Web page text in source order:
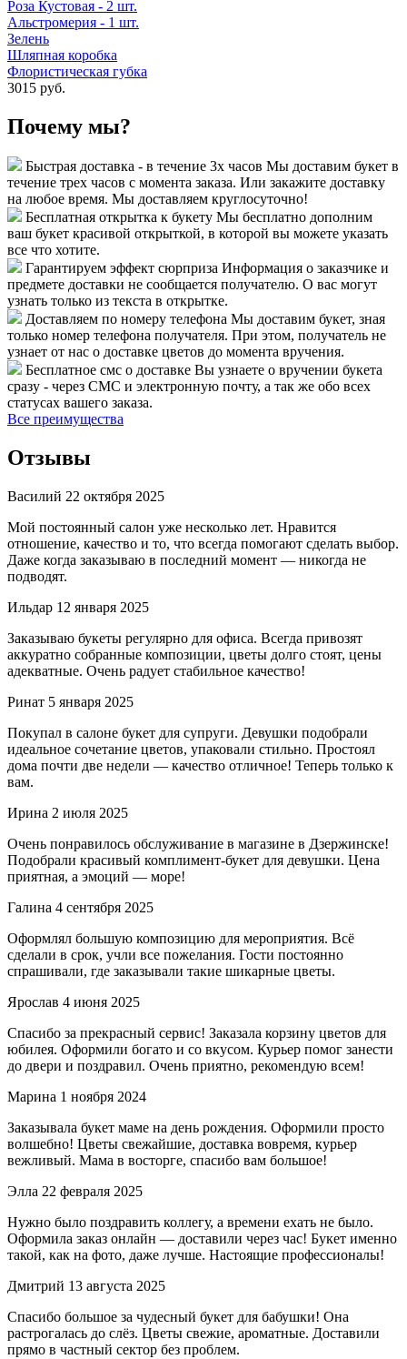
Роза Кустовая - 2 шт.
Альстромерия - 1 шт.
Зелень
Шляпная коробка
Флористическая губка
3015 руб.
Почему мы?
Быстрая доставка - в течение 3х часов Мы доставим букет в
течение трех часов с момента заказа. Или закажите доставку
на любое время. Мы доставляем круглосуточно!
Бесплатная открытка к букету Мы бесплатно дополним
ваш букет красивой открыткой, в которой вы можете указать
все что хотите.
Гарантируем эффект сюрприза Информация о заказчике и
предмете доставки не сообщается получателю. О вас могут
узнать только из текста в открытке.
Доставляем по номеру телефона Мы доставим букет, зная
только номер телефона получателя. При этом, получатель не
узнает от нас о доставке цветов до момента вручения.
Бесплатное смс о доставке Вы узнаете о вручении букета
сразу - через СМС и электронную почту, а так же обо всех
статусах вашего заказа.
Все преимущества
Отзывы
Василий 22 октября 2025
Мой постоянный салон уже несколько лет. Нравится
отношение, качество и то, что всегда помогают сделать выбор.
Даже когда заказываю в последний момент — никогда не
подводят.
Ильдар 12 января 2025
Заказываю букеты регулярно для офиса. Всегда привозят
аккуратно собранные композиции, цветы долго стоят, цены
адекватные. Очень радует стабильное качество!
Ринат 5 января 2025
Покупал в салоне букет для супруги. Девушки подобрали
идеальное сочетание цветов, упаковали стильно. Простоял
дома почти две недели — качество отличное! Теперь только к
вам.
Ирина 2 июля 2025
Очень понравилось обслуживание в магазине в Дзержинске!
Подобрали красивый комплимент-букет для девушки. Цена
приятная, а эмоций — море!
Галина 4 сентября 2025
Оформлял большую композицию для мероприятия. Всё
сделали в срок, учли все пожелания. Гости постоянно
спрашивали, где заказывали такие шикарные цветы.
Ярослав 4 июня 2025
Спасибо за прекрасный сервис! Заказала корзину цветов для
юбилея. Оформили богато и со вкусом. Курьер помог занести
до двери и поздравил. Очень приятно, рекомендую всем!
Марина 1 ноября 2024
Заказывала букет маме на день рождения. Оформили просто
волшебно! Цветы свежайшие, доставка вовремя, курьер
вежливый. Мама в восторге, спасибо вам большое!
Элла 22 февраля 2025
Нужно было поздравить коллегу, а времени ехать не было.
Оформила заказ онлайн — доставили через час! Букет именно
такой, как на фото, даже лучше. Настоящие профессионалы!
Дмитрий 13 августа 2025
Спасибо большое за чудесный букет для бабушки! Она
растрогалась до слёз. Цветы свежие, ароматные. Доставили
прямо в частный сектор без проблем.